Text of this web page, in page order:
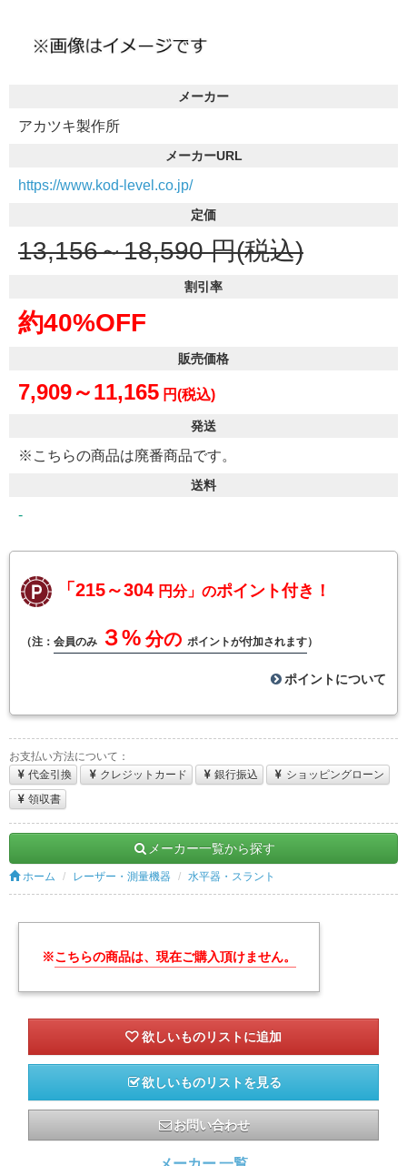
メーカー
アカツキ製作所
メーカーURL
https://www.kod-level.co.jp/
定価
13,156～18,590 円(税込)
割引率
約40%OFF
販売価格
7,909～11,165 円(税込)
発送
※こちらの商品は廃番商品です。
送料
-
「215～304 円分」のポイント付き！
（注： 会員のみ ３% 分の ポイントが付加されます）
ポイントについて
お支払い方法について：
代金引換
クレジットカード 銀行振込
ショッピングローン
領収書
メーカー一覧から探す
ホーム レーザー・測量機器 水平器・スラント
※こちらの商品は、現在ご購入頂けません。
欲しいものリストを見る
お問い合わせ